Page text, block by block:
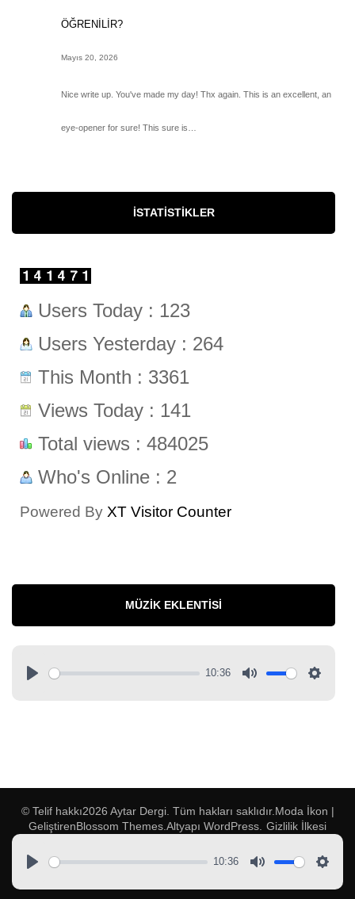
ÖĞRENİLİR?
Mayıs 20, 2026
Nice write up. You've made my day! Thx again. This is an excellent, an
eye-opener for sure! This sure is…
İSTATISTIKLER
Users Today : 123
Users Yesterday : 264
This Month : 3361
Views Today : 141
Total views : 484025
Who's Online : 2
Powered By XT Visitor Counter
MÜZIK EKLENTISI
10:36
© Telif hakkı2026 Aytar Dergi. Tüm hakları saklıdır. Moda İkon |
GeliştirenBlossom Themes .Altyapı WordPress Gizlilik İlkesi
10:36